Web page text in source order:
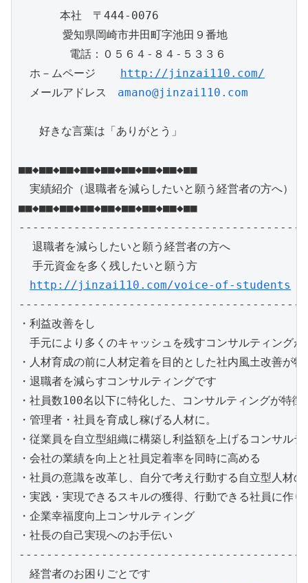
      本社　〒444-0076
愛知県岡崎市井田町字池田９番地
電話：０５６４-８４-５３３６
ホ－ムページ
http://jinzai110.com/
メールアドレス amano@jinzai110.com
   好きな言葉は「ありがとう」
■■◆■■◆■■◆■■◆■■◆■■◆■■◆■■◆■■
実績紹介（退職者を減らしたいと願う経営者の方へ）
■■◆■■◆■■◆■■◆■■◆■■◆■■◆■■◆■■
  退職者を減らしたいと願う経営者の方へ
  手元資金を多く残したいと願う方
http://jinzai110.com/voice-of-students
・利益改善をし
手元により多くのキャッシュを残すコンサルティングが
・人材育成の前に人材定着を目的とした社内風土改善が特
・退職者を減らすコンサルティングです
・社員数100名以下に特化した、コンサルティングが特徴
・管理者・社員を育成し稼げる人材に。
・従業員を自立型組織に構築し利益額を上げるコンサルテ
・会社の業績を向上と社員定着率を同時に高める
・社員の意識を改革し、自分で考え行動する自立型人材の
・実践・実現できるスキルの獲得、行動できる社員に作り
・企業幸福度向上コンサルティング
・社長の自己実現へのお手伝い
経営者のお困りごとです